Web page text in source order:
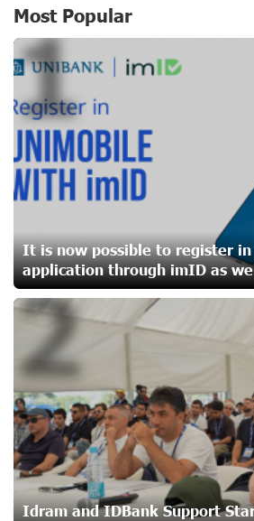
New Financial Skills at the
Idram&IDBank
CashIn Services at AraratBank
Secure
Ucom Sales and Service
Yerevanyan Street in Yeghvard
Up to 25% idcoin when
Idram&IDBank
Converse Bank Named
Consumers by Euromoney
Ucom and Microsoft Innovation
Students Build Cybersecurity
Most Popular
It is now possible to register in
application through imID as
1
Idram and IDBank Support
2